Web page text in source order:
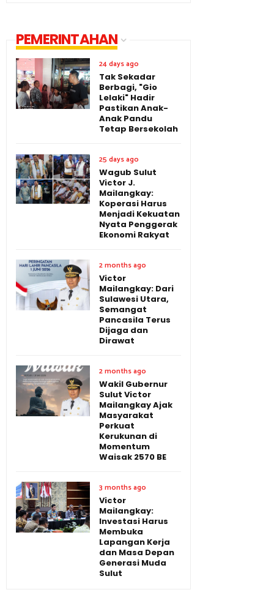
PEMERINTAHAN
24 days ago
Tak Sekadar
Berbagi, "Gio
Lelaki" Hadir
Pastikan Anak-
Anak Pandu
Tetap Bersekolah
25 days ago
Wagub Sulut
Victor J.
Mailangkay:
Koperasi Harus
Menjadi Kekuatan
Nyata Penggerak
Ekonomi Rakyat
2 months ago
Victor
Mailangkay: Dari
Sulawesi Utara,
Semangat
Pancasila Terus
Dijaga dan
Dirawat
2 months ago
Wakil Gubernur
Sulut Victor
Mailangkay Ajak
Masyarakat
Perkuat
Kerukunan di
Momentum
Waisak 2570 BE
3 months ago
Victor
Mailangkay:
Investasi Harus
Membuka
Lapangan Kerja
dan Masa Depan
Generasi Muda
Sulut